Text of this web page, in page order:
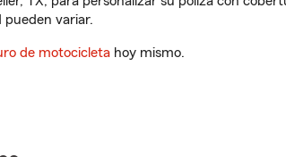
pueden variar.
de motocicleta hoy mismo.